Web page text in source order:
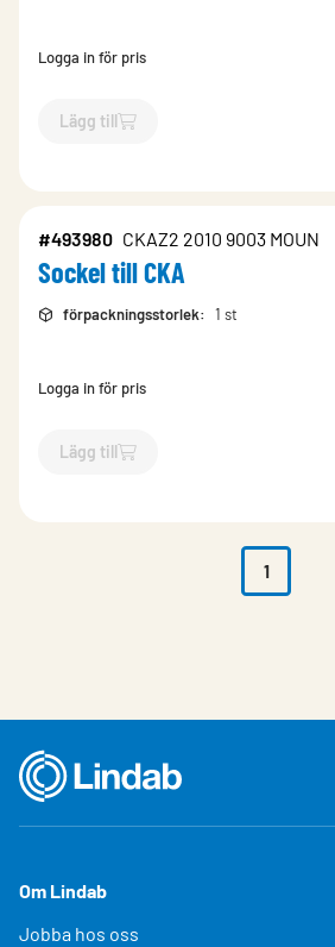
Logga in för pris
Lägg till
`$Lägg till
#493980 CKAZ2 2010 9003 MOUN
Sockel till CKA
förpackningsstorlek: 1 st
Logga in för pris
Lägg till
`$Lägg till
1
Om Lindab
Jobba hos oss